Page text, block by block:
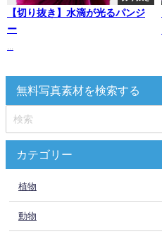
【切り抜き】水滴が光るパンジ
ー
無料写真素材を検索する
カテゴリー
植物
動物